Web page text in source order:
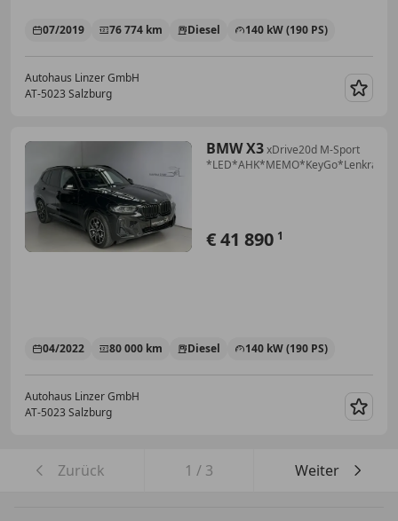
07/2019 76 774 km Diesel 140 kW (190 PS)
Autohaus Linzer GmbH
AT-5023 Salzburg
BMW X3xDrive20d M-Sport
*LED*AHK*MEMO*KeyGo*LenkradH*
€ 41 890 1
04/2022 80 000 km Diesel 140 kW (190 PS)
Autohaus Linzer GmbH
AT-5023 Salzburg
Zurück 1 / 3 Weiter